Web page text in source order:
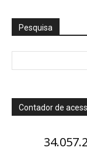
Pesquisa
Contador de